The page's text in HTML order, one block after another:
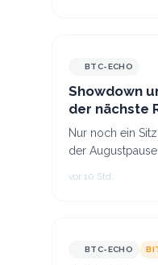
BTC-ECHO
Showdown
der nächste
Nur noch ein
der
vor 10 Std.
BTC-ECHO